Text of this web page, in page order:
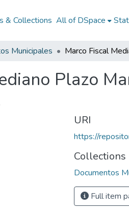
& Collections All of DSpace
Municipales
Plazo
URI
https://
Collections
Documentos
Full item